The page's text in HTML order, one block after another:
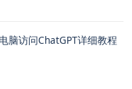
脑访问ChatGPT详细教程